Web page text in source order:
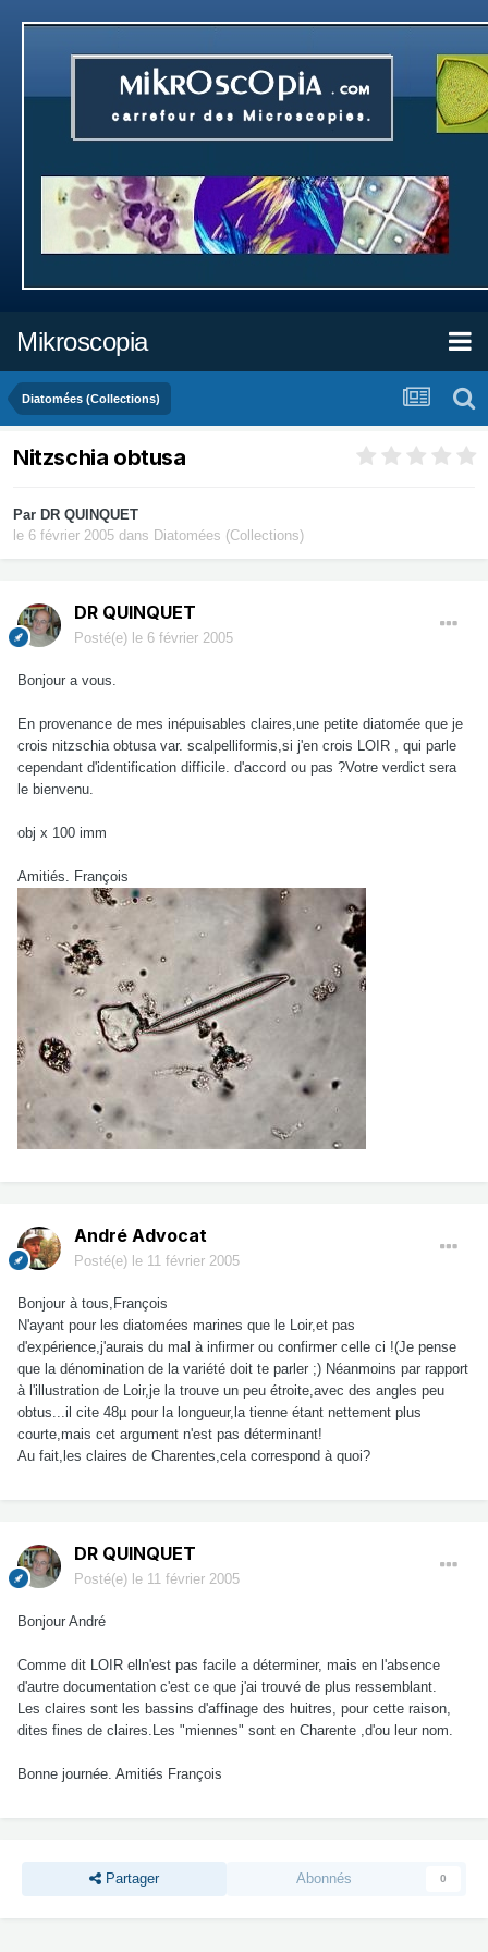
Mikroscopia
Diatomées (Collections)
Nitzschia obtusa
Par DR QUINQUET
le 6 février 2005 dans Diatomées (Collections)
DR QUINQUET
Posté(e) le 6 février 2005
Bonjour a vous.
En provenance de mes inépuisables claires,une petite diatomée que je
crois nitzschia obtusa var. scalpelliformis,si j'en crois LOIR , qui parle
cependant d'identification difficile. d'accord ou pas ?Votre verdict sera
le bienvenu.
obj x 100 imm
Amitiés. François
André Advocat
Posté(e) le 11 février 2005
Bonjour à tous,François
N'ayant pour les diatomées marines que le Loir,et pas
d'expérience,j'aurais du mal à infirmer ou confirmer celle ci !(Je pense
que la dénomination de la variété doit te parler ;) Néanmoins par rapport
à l'illustration de Loir,je la trouve un peu étroite,avec des angles peu
obtus...il cite 48µ pour la longueur,la tienne étant nettement plus
courte,mais cet argument n'est pas déterminant!
Au fait,les claires de Charentes,cela correspond à quoi?
DR QUINQUET
Posté(e) le 11 février 2005
Bonjour André
Comme dit LOIR elln'est pas facile a déterminer, mais en l'absence
d'autre documentation c'est ce que j'ai trouvé de plus ressemblant.
Les claires sont les bassins d'affinage des huitres, pour cette raison,
dites fines de claires.Les "miennes" sont en Charente ,d'ou leur nom.
Bonne journée. Amitiés François
Partager Abonnés 0